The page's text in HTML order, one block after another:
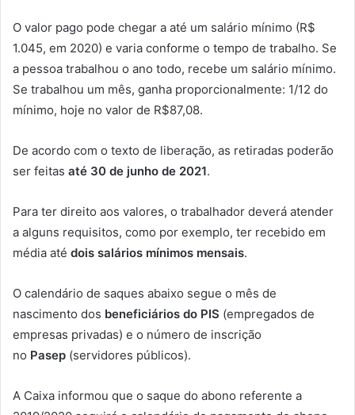
O valor pago pode chegar a até um salário mínimo (R$
1.045, em 2020) e varia conforme o tempo de trabalho. Se
a pessoa trabalhou o ano todo, recebe um salário mínimo.
Se trabalhou um mês, ganha proporcionalmente: 1/12 do
mínimo, hoje no valor de R$87,08.
De acordo com o texto de liberação, as retiradas poderão
ser feitas até 30 de junho de 2021.
Para ter direito aos valores, o trabalhador deverá atender
a alguns requisitos, como por exemplo, ter recebido em
média até dois salários mínimos mensais.
O calendário de saques abaixo segue o mês de
nascimento dos beneficiários do PIS (empregados de
empresas privadas) e o número de inscrição
no Pasep (servidores públicos).
A Caixa informou que o saque do abono referente a